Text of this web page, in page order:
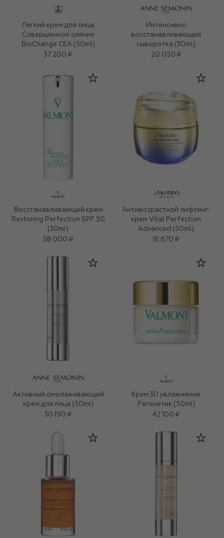
Легкий крем для лица
Совершенное сияние
BioChange CEA (50ml)
37 200 ₽
Интенсивно
восстанавливающая
сыворотка (30ml)
20 050 ₽
Восстанавливающий крем
Restoring Perfection SPF 50
(30ml)
38 000 ₽
Антивозрастной лифтинг-
крем Vital Perfection
Advanced (50ml)
16 670 ₽
Активный омолаживающий
крем для лица (50ml)
30 190 ₽
Крем 3D увлажнение
Регенетик (50ml)
42 100 ₽